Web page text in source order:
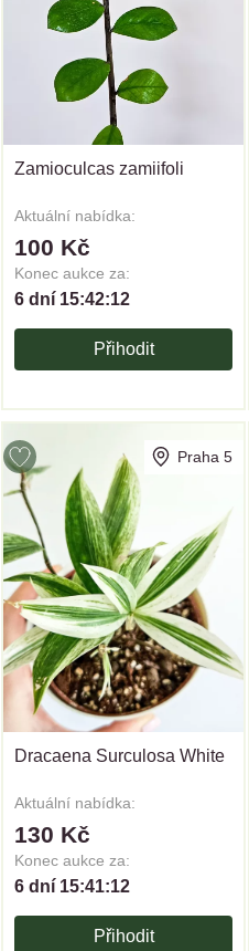
Zamioculcas zamiifoli
Aktuální nabídka:
100 Kč
Konec aukce za:
6 dní 15:42:12
Přihodit
Praha 5
Dracaena Surculosa White
Aktuální nabídka:
130 Kč
Konec aukce za:
6 dní 15:41:12
Přihodit